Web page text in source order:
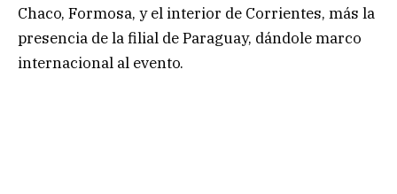
Chaco, Formosa, y el interior de Corrientes, más la
presencia de la filial de Paraguay, dándole marco
internacional al evento.